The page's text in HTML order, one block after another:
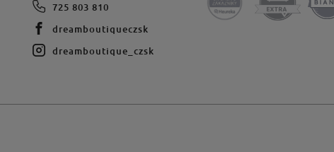
725 803 810
dreamboutiqueczsk
dreamboutique_czsk